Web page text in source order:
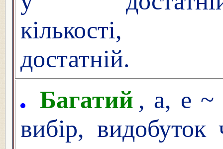
кількості,
достатній.
Багатий , а, е ~
вибір, видобуток